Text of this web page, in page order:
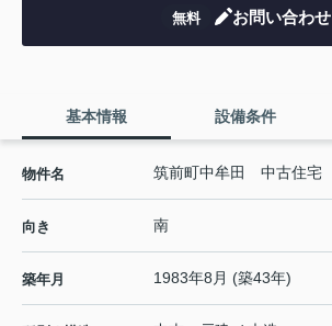
無料 お問い合わせ
基本情報 設備条件
物件名 筑前町中牟田 中古住宅
向き 南
築年月 1983年8月 (築43年)